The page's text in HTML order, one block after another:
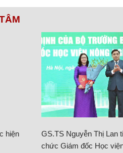
hiện
GS.TS Nguyễn Thị Lan
chức Giám đốc Học